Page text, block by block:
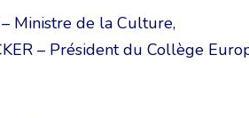
Ministre de la Culture,
– Président du Collège